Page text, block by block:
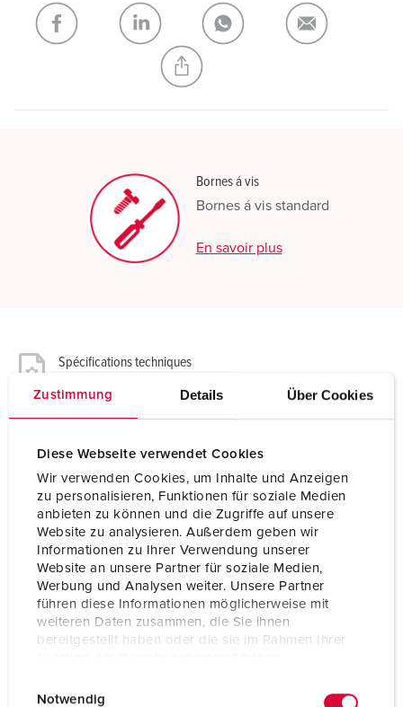
Zustimmung Details Über Cookies
Diese Webseite verwendet Cookies
Wir verwenden Cookies, um Inhalte und Anzeigen
zu personalisieren, Funktionen für soziale Medien
anbieten zu können und die Zugriffe auf unsere
Website zu analysieren. Außerdem geben wir
Informationen zu Ihrer Verwendung unserer
Website an unsere Partner für soziale Medien,
Werbung und Analysen weiter. Unsere Partner
führen diese Informationen möglicherweise mit
weiteren Daten zusammen, die Sie ihnen
bereitgestellt haben oder die sie im Rahmen Ihrer
Notwendig
Ma liste AJOUTER
CRÉER UNE NOUVELLE LISTE
Bornes á vis
Bornes á vis standard
En savoir plus
Spécifications techniques
Pôles 5 p
400 V
Position horaire 6 h
Hertz 50-60 Hz
Technique de raccordement avec bornes à vis
Contacts Standard